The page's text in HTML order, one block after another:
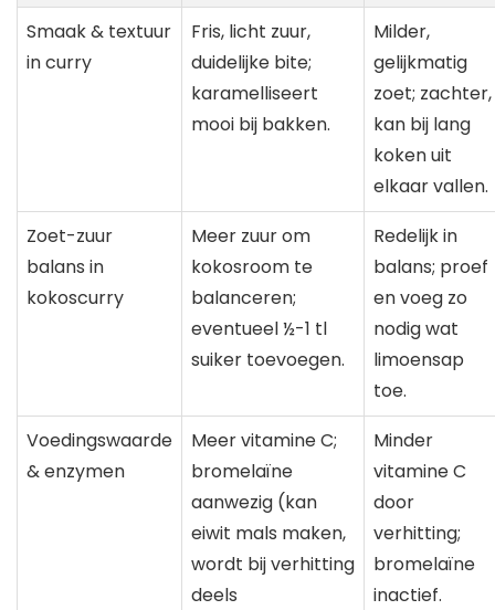
Smaak & textuur
in curry
Fris, licht zuur,
duidelijke bite;
karamelliseert
mooi bij bakken.
Milder,
gelijkmatig
zoet; zachter,
kan bij lang
koken uit
elkaar vallen.
Zoet-zuur
balans in
kokoscurry
Meer zuur om
kokosroom te
balanceren;
eventueel ½-1 tl
suiker toevoegen.
Redelijk in
balans; proef
en voeg zo
nodig wat
limoensap
toe.
Voedingswaarde
& enzymen
Meer vitamine C;
bromelaïne
aanwezig (kan
eiwit mals maken,
wordt bij verhitting
deels
Minder
vitamine C
door
verhitting;
bromelaïne
inactief.